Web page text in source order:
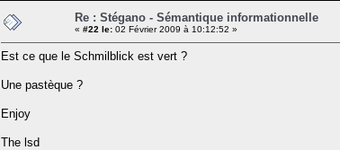
Re : Stégano - Sémantique informationnelle
« #22 le: 02 Février 2009 à 10:12:52 »
Est ce que le Schmilblick est vert ?
Une pastèque ?
Enjoy
The lsd